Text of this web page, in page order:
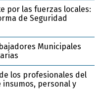
por las fuerzas locales:
de Seguridad
Municipales
los profesionales del
personal y